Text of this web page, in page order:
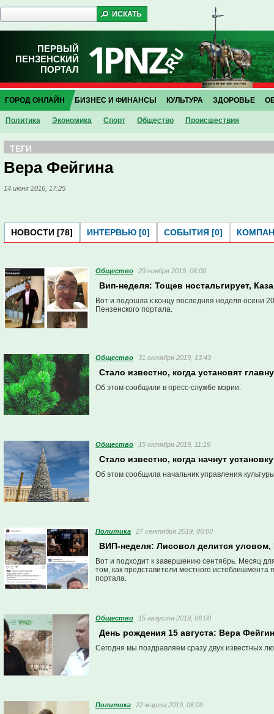
ПЕРВЫЙ
ПЕНЗЕНСКИЙ
ПОРТАЛ
ГОРОД ОНЛАЙН
Политика Экономика Спорт Общество Проиcшествия
БИЗНЕС И ФИНАНСЫ КУЛЬТУРА ЗДОРОВЬЕ
ТЕГИ
Вера Фейгина
14 июня 2016, 17:25
НОВОСТИ [78] ИНТЕРВЬЮ [0] СОБЫТИЯ [0]
Общество 29 ноября 2019, 06:00
Вип-неделя: Тощев ностальгирует,
Вот и подошла к концу последняя неделя осени
Пензенского портала.
Общество 31 октября 2019, 13:43
Стало известно, когда установят
Об этом сообщили в пресс-службе мэрии.
Общество 15 октября 2019, 11:19
Стало известно, когда начнут
Об этом сообщила начальник управления
Политика 27 сентября 2019, 06:00
ВИП-неделя: Лисовол делится уловом,
Вот и подходит к завершению сентябрь. Месяц
том, как представители местного
портала.
Общество 15 августа 2019, 06:00
День рождения 15 августа: Вера
Сегодня мы поздравляем сразу двух известных
Политика 22 марта 2019, 06:00